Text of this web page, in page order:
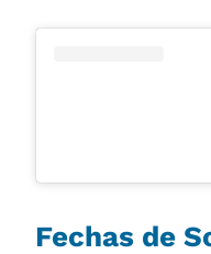
Fechas de